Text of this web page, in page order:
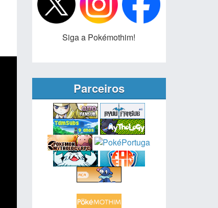
Siga a Pokémothim!
Parceiros